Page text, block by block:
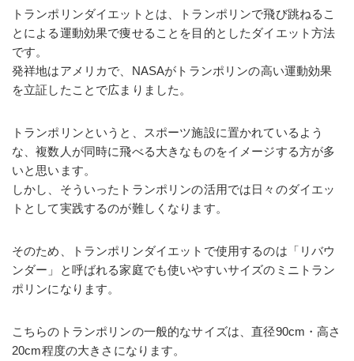
トランポリンダイエットとは、トランポリンで飛び跳ねるこ
とによる運動効果で痩せることを目的としたダイエット方法
です。
発祥地はアメリカで、NASAがトランポリンの高い運動効果
を立証したことで広まりました。
トランポリンというと、スポーツ施設に置かれているよう
な、複数人が同時に飛べる大きなものをイメージする方が多
いと思います。
しかし、そういったトランポリンの活用では日々のダイエッ
トとして実践するのが難しくなります。
そのため、トランポリンダイエットで使用するのは「リバウ
ンダー」と呼ばれる家庭でも使いやすいサイズのミニトラン
ポリンになります。
こちらのトランポリンの一般的なサイズは、直径90cm・高さ
20cm程度の大きさになります。